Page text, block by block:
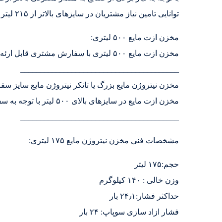
توانایی تامین نیاز مشتریان در سایزهای بالاتر از ۲۱۵ لیتر با توجه به سفارش مشتری را دارا میباشد.
مخزن ازت مایع ۵۰۰ لیتری:
مخزن ازت مایع ۵۰۰ لیتری با سفارش مشتری قابل ارئه میباشد.
مخزن نیتروژن مایع بزرگ یا تانکر نیتروژن مایع سایز
مخزن ازت مایع در سایزهای بالای ۵۰۰ لیتر با توجه به سفارش مشتری قابل ارائه میباشد.
مشخصات فنی مخزن نیتروژن مایع ۱۷۵ لیتری:
حجم:۱۷۵ لیتر
وزن خالی : ۱۴۰ کیلوگرم
حداکثر فشار:۲۴٫۱ بار
فشار ازاد سازی سوپاپ: ۲۴ بار